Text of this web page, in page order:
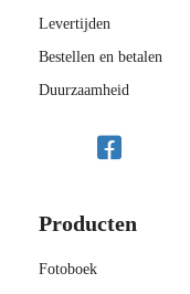
Levertijden
Bestellen en betalen
Duurzaamheid
Producten
Fotoboek